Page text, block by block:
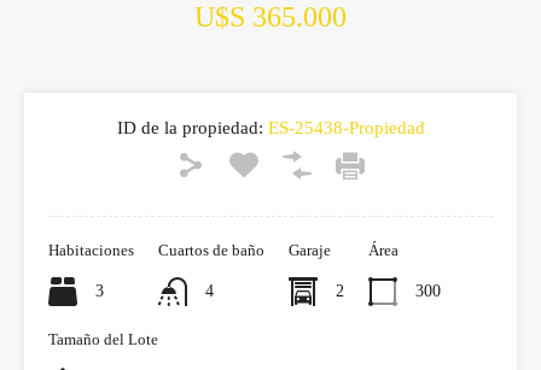
U$S 365.000
ID de la propiedad: ES-25438-Propiedad
Habitaciones
3
Cuartos de baño
4
Garaje
2
Área
300
Tamaño del Lote